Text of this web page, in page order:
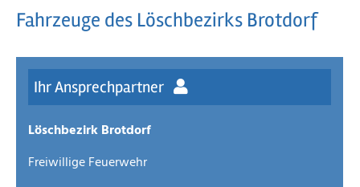
Fahrzeuge des Löschbezirks Brotdorf
Ihr Ansprechpartner
Löschbezirk Brotdorf
Freiwillige Feuerwehr